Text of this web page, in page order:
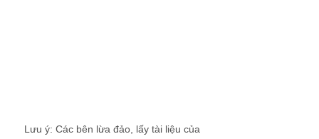
Lưu ý: Các bên lừa đảo, lấy tài liệu của